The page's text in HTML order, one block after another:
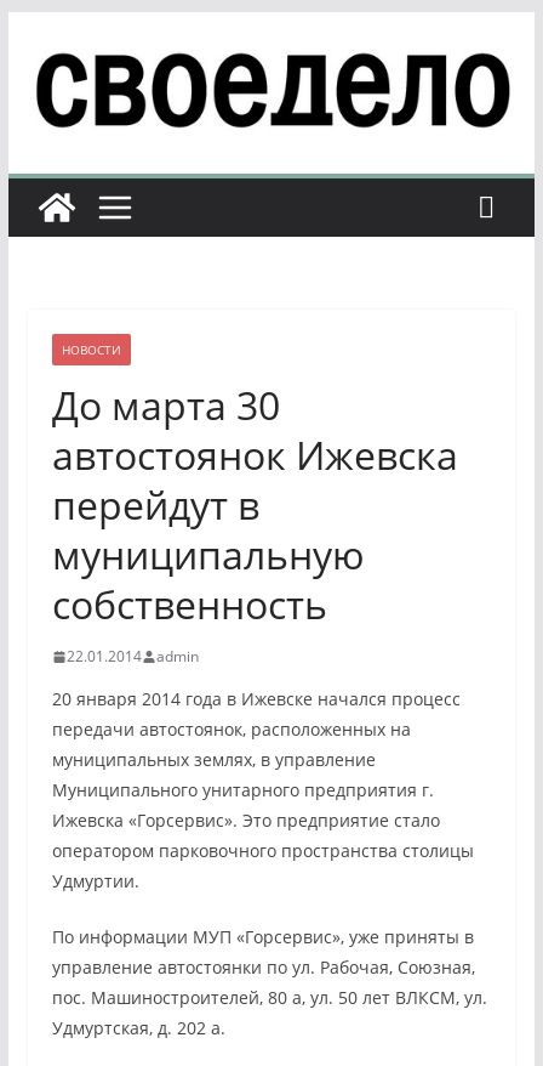
содержимому
НОВОСТИ
До марта 30
автостоянок Ижевска
перейдут в
муниципальную
собственность
22.01.2014 admin
20 января 2014 года в Ижевске начался процесс
передачи автостоянок, расположенных на
муниципальных землях, в управление
Муниципального унитарного предприятия г.
Ижевска «Горсервис». Это предприятие стало
оператором парковочного пространства столицы
Удмуртии.
По информации МУП «Горсервис», уже приняты в
управление автостоянки по ул. Рабочая, Союзная,
пос. Машиностроителей, 80 а, ул. 50 лет ВЛКСМ, ул.
Удмуртская, д. 202 а.